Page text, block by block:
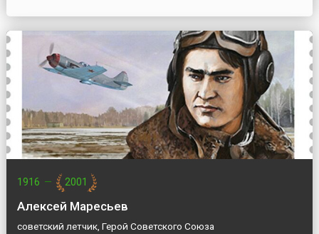
1916 — 2001
Алексей Маресьев
советский летчик, Герой Советского Союза